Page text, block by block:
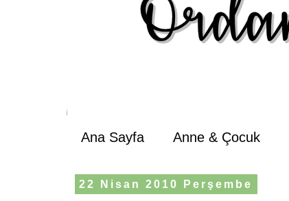
Ana Sayfa Anne & Çocuk
22 Nisan 2010 Perşembe